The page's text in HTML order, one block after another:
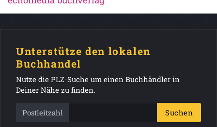
Unterstütze den lokalen
Buchhandel
Nutze die PLZ-Suche um einen Buchhändler in
Deiner Nähe zu finden.
Postleitzahl Suchen